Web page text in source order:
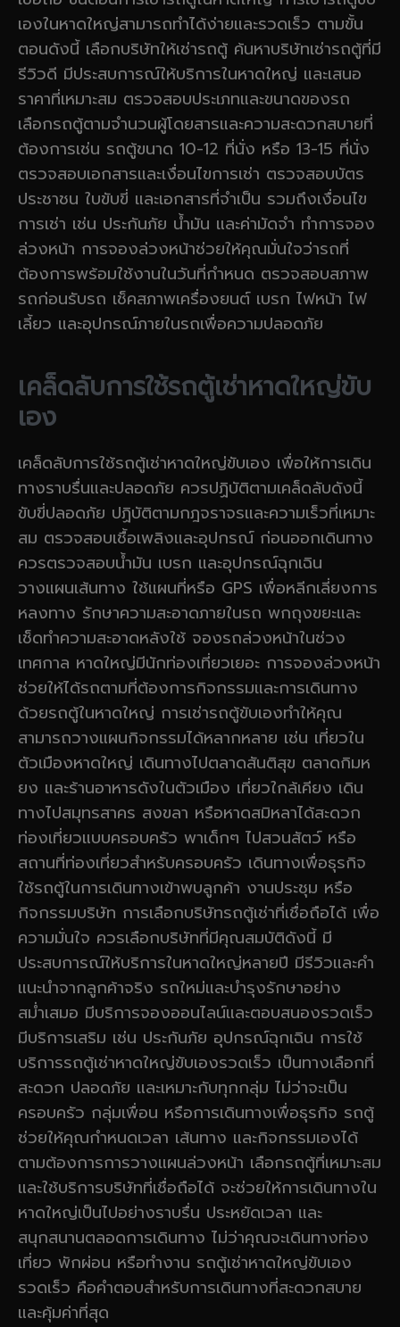
เองในหาดใหญ่สามารถทำได้ง่ายและรวดเร็ว ตามขั้น
ตอนดังนี้ เลือกบริษัทให้เช่ารถตู้ ค้นหาบริษัทเช่ารถตู้ที่มี
รีวิวดี มีประสบการณ์ให้บริการในหาดใหญ่ และเสนอ
ราคาที่เหมาะสม ตรวจสอบประเภทและขนาดของรถ
เลือกรถตู้ตามจำนวนผู้โดยสารและความสะดวกสบายที่
ต้องการเช่น รถตู้ขนาด 10-12 ที่นั่ง หรือ 13-15 ที่นั่ง
ตรวจสอบเอกสารและเงื่อนไขการเช่า ตรวจสอบบัตร
ประชาชน ใบขับขี่ และเอกสารที่จำเป็น รวมถึงเงื่อนไข
การเช่า เช่น ประกันภัย น้ำมัน และค่ามัดจำ ทำการจอง
ล่วงหน้า การจองล่วงหน้าช่วยให้คุณมั่นใจว่ารถที่
ต้องการพร้อมใช้งานในวันที่กำหนด ตรวจสอบสภาพ
รถก่อนรับรถ เช็คสภาพเครื่องยนต์ เบรก ไฟหน้า ไฟ
เลี้ยว และอุปกรณ์ภายในรถเพื่อความปลอดภัย
เคล็ดลับการใช้รถตู้เช่าหาดใหญ่ขับ
เอง
เคล็ดลับการใช้รถตู้เช่าหาดใหญ่ขับเอง เพื่อให้การเดิน
ทางราบรื่นและปลอดภัย ควรปฏิบัติตามเคล็ดลับดังนี้
ขับขี่ปลอดภัย ปฏิบัติตามกฎจราจรและความเร็วที่เหมาะ
สม ตรวจสอบเชื้อเพลิงและอุปกรณ์ ก่อนออกเดินทาง
ควรตรวจสอบน้ำมัน เบรก และอุปกรณ์ฉุกเฉิน
วางแผนเส้นทาง ใช้แผนที่หรือ GPS เพื่อหลีกเลี่ยงการ
หลงทาง รักษาความสะอาดภายในรถ พกถุงขยะและ
เช็ดทำความสะอาดหลังใช้ จองรถล่วงหน้าในช่วง
เทศกาล หาดใหญ่มีนักท่องเที่ยวเยอะ การจองล่วงหน้า
ช่วยให้ได้รถตามที่ต้องการกิจกรรมและการเดินทาง
ด้วยรถตู้ในหาดใหญ่ การเช่ารถตู้ขับเองทำให้คุณ
สามารถวางแผนกิจกรรมได้หลากหลาย เช่น เที่ยวใน
ตัวเมืองหาดใหญ่ เดินทางไปตลาดสันติสุข ตลาดกิมห
ยง และร้านอาหารดังในตัวเมือง เที่ยวใกล้เคียง เดิน
ทางไปสมุทรสาคร สงขลา หรือหาดสมิหลาได้สะดวก
ท่องเที่ยวแบบครอบครัว พาเด็กๆ ไปสวนสัตว์ หรือ
สถานที่ท่องเที่ยวสำหรับครอบครัว เดินทางเพื่อธุรกิจ
ใช้รถตู้ในการเดินทางเข้าพบลูกค้า งานประชุม หรือ
กิจกรรมบริษัท การเลือกบริษัทรถตู้เช่าที่เชื่อถือได้ เพื่อ
ความมั่นใจ ควรเลือกบริษัทที่มีคุณสมบัติดังนี้ มี
ประสบการณ์ให้บริการในหาดใหญ่หลายปี มีรีวิวและคำ
แนะนำจากลูกค้าจริง รถใหม่และบำรุงรักษาอย่าง
สม่ำเสมอ มีบริการจองออนไลน์และตอบสนองรวดเร็ว
มีบริการเสริม เช่น ประกันภัย อุปกรณ์ฉุกเฉิน การใช้
บริการรถตู้เช่าหาดใหญ่ขับเองรวดเร็ว เป็นทางเลือกที่
สะดวก ปลอดภัย และเหมาะกับทุกกลุ่ม ไม่ว่าจะเป็น
ครอบครัว กลุ่มเพื่อน หรือการเดินทางเพื่อธุรกิจ รถตู้
ช่วยให้คุณกำหนดเวลา เส้นทาง และกิจกรรมเองได้
ตามต้องการการวางแผนล่วงหน้า เลือกรถตู้ที่เหมาะสม
และใช้บริการบริษัทที่เชื่อถือได้ จะช่วยให้การเดินทางใน
หาดใหญ่เป็นไปอย่างราบรื่น ประหยัดเวลา และ
สนุกสนานตลอดการเดินทาง ไม่ว่าคุณจะเดินทางท่อง
เที่ยว พักผ่อน หรือทำงาน รถตู้เช่าหาดใหญ่ขับเอง
รวดเร็ว คือคำตอบสำหรับการเดินทางที่สะดวกสบาย
และคุ้มค่าที่สุด